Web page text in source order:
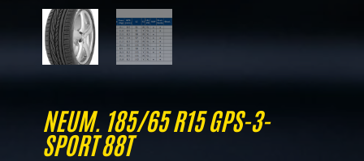
NEUM. 185/65 R15 GPS-3-
SPORT 88T